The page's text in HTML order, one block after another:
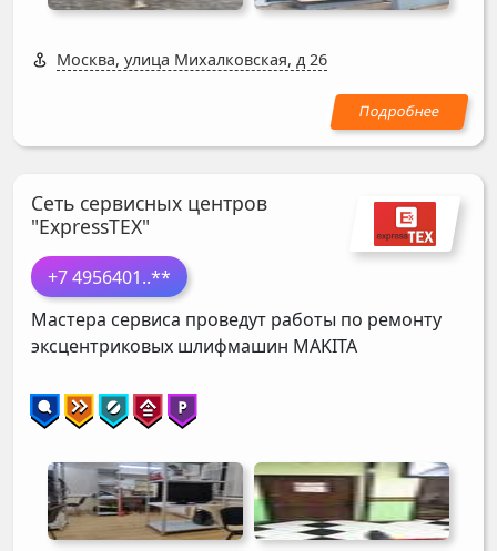
Москва, улица Михалковская, д 26
Сеть сервисных центров
"ExpressTEX"
+7 4956401..**
Мастера сервиса проведут работы по ремонту
эксцентриковых шлифмашин MAKITA